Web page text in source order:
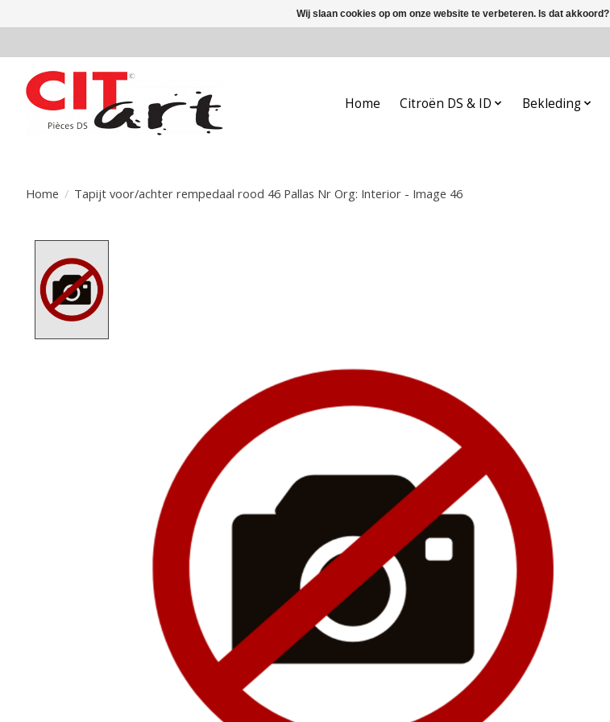
Home Citroën DS & ID Bekleding
Home / Tapijt voor/achter rempedaal rood 46 Pallas Nr Org: Interior - Image 46
Wij slaan cookies op om onze website te verbeteren. Is dat akkoord?